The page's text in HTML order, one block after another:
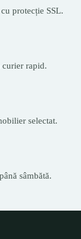
protecție SSL.
rapid.
selectat.
sâmbătă.